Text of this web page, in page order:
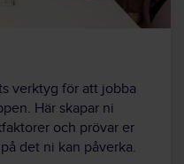
verktyg för att jobba
Här skapar ni
och prövar er
det ni kan påverka.